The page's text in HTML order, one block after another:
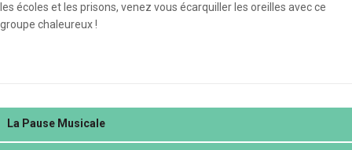
les écoles et les prisons, venez vous écarquiller les oreilles avec ce
groupe chaleureux !
La Pause Musicale